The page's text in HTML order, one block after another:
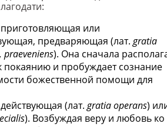
приготовляющая или
предваряющая (лат. gratia
praeveniens). Она сначала
покаянию и пробуждает сознание
божественной помощи для
(лат. gratia operans)
). Возбуждая веру и любовь ко